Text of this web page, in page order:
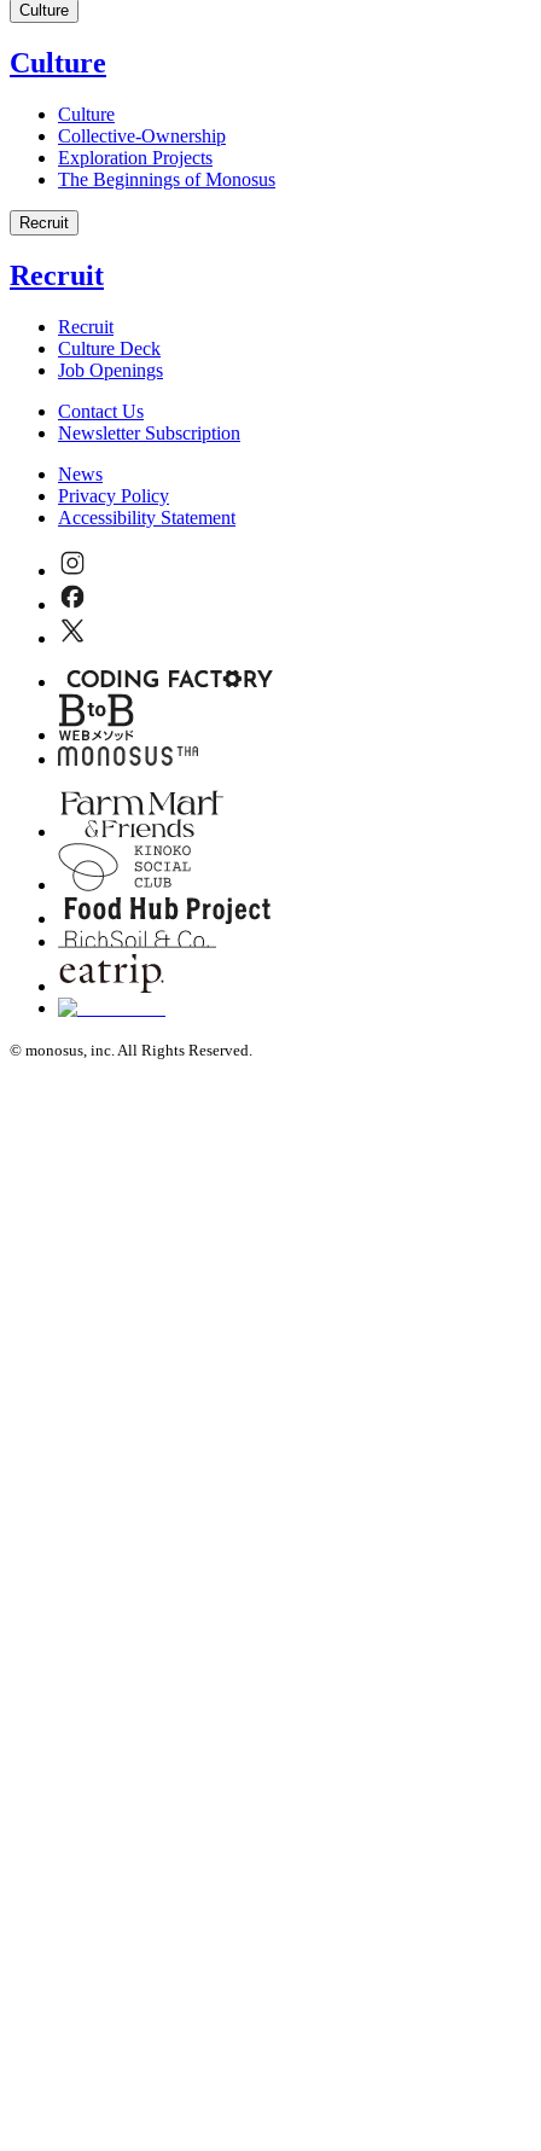
Culture
Culture
Culture
Collective-Ownership
Exploration Projects
The Beginnings of Monosus
Recruit
Recruit
Recruit
Culture Deck
Job Openings
Contact Us
Newsletter Subscription
News
Privacy Policy
Accessibility Statement
© monosus, inc. All Rights Reserved.